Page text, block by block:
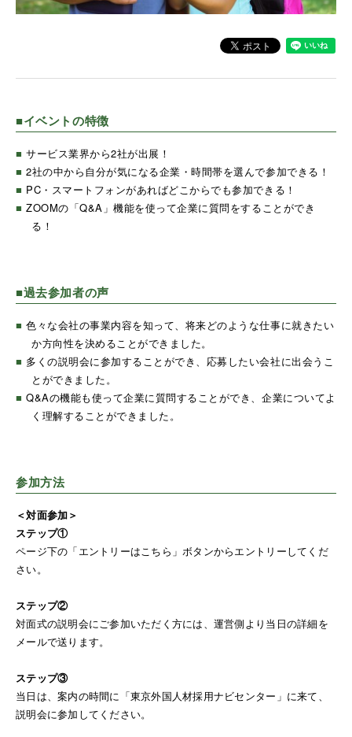
■イベントの特徴
■サービス業界から2社が出展！
■2社の中から自分が気になる企業・時間帯を選んで参加できる！
■ PC・スマートフォンがあればどこからでも参加できる！
■ZOOMの「Q&A」機能を使って企業に質問をすることができ
る！
■過去参加者の声
■色々な会社の事業内容を知って、将来どのような仕事に就きたい
か方向性を決めることができました。
■ 多くの説明会に参加することができ、応募したい会社に出会うこ
とができました。
■Q&Aの機能も使って企業に質問することができ、企業についてよ
く理解することができました。
参加方法
＜対面参加＞
ステップ①
ページ下の「エントリーはこちら」ボタンからエントリーしてくだ
さい。
ステップ②
対面式の説明会にご参加いただく方には、運営側より当日の詳細を
メールで送ります。
ステップ③
当日は、案内の時間に「東京外国人材採用ナビセンター」に来て、
説明会に参加してください。